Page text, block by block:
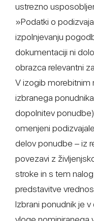
ustrezno
»Podatki o
izpolnjevanju
dokumentaciji ni
obrazca relevantni
V izogib morebitnim
izbranega
dopolnitev
omenjeni
delov ponudbe – iz
povezavi z
stroke in s tem
predstavitve
Izbrani ponudnik je